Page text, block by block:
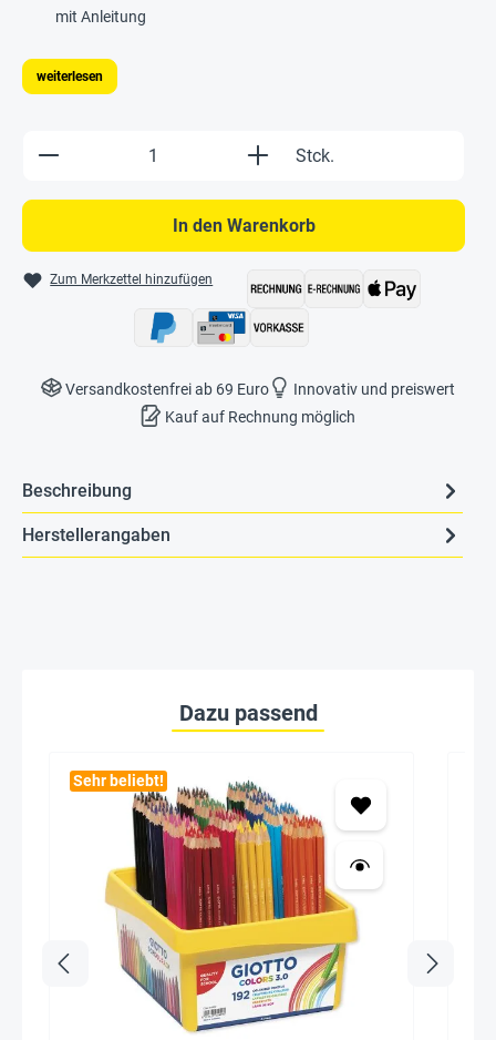
mit Anleitung
weiterlesen
Produkt Anzahl: Gib den gewünschten
Stck.
In den Warenkorb
Zum Merkzettel hinzufügen
Versandkostenfrei ab 69 Euro
Innovativ und preiswert
Kauf auf Rechnung möglich
Beschreibung
Herstellerangaben
Dazu passend
Sehr beliebt!